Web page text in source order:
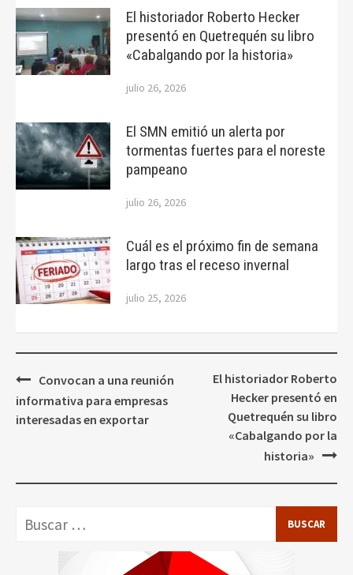
El historiador Roberto Hecker
presentó en Quetrequén su libro
«Cabalgando por la historia»
julio 26, 2026
El SMN emitió un alerta por
tormentas fuertes para el noreste
pampeano
julio 26, 2026
Cuál es el próximo fin de semana
largo tras el receso invernal
julio 25, 2026
Navegación
de
entradas
Convocan a una reunión
informativa para empresas
interesadas en exportar
El historiador Roberto
Hecker presentó en
Quetrequén su libro
«Cabalgando por la
historia»
Buscar: